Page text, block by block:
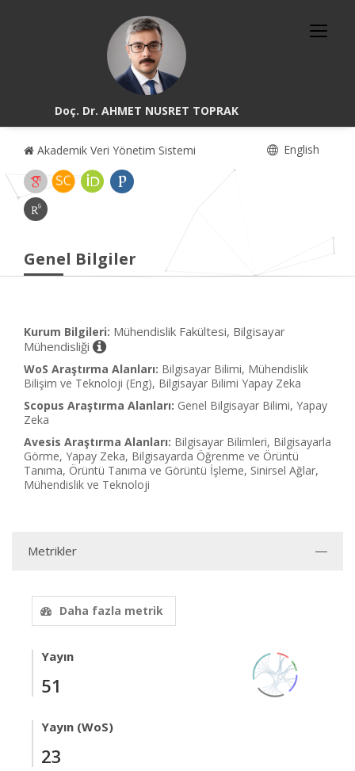
Doç. Dr. AHMET NUSRET TOPRAK
Akademik Veri Yönetim Sistemi English
Genel Bilgiler
Kurum Bilgileri: Mühendislik Fakültesi, Bilgisayar
Mühendisliği
WoS Araştırma Alanları: Bilgisayar Bilimi, Mühendislik
Bilişim ve Teknoloji (Eng), Bilgisayar Bilimi Yapay Zeka
Scopus Araştırma Alanları: Genel Bilgisayar Bilimi, Yapay
Zeka
Avesis Araştırma Alanları: Bilgisayar Bilimleri, Bilgisayarla
Görme, Yapay Zeka, Bilgisayarda Öğrenme ve Örüntü
Tanıma, Örüntü Tanıma ve Görüntü İşleme, Sinirsel Ağlar,
Mühendislik ve Teknoloji
Metrikler
Daha fazla metrik
Yayın
51
Yayın (WoS)
23